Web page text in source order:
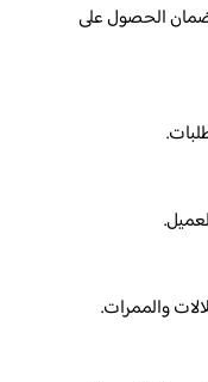
الحصول على
والممرات.